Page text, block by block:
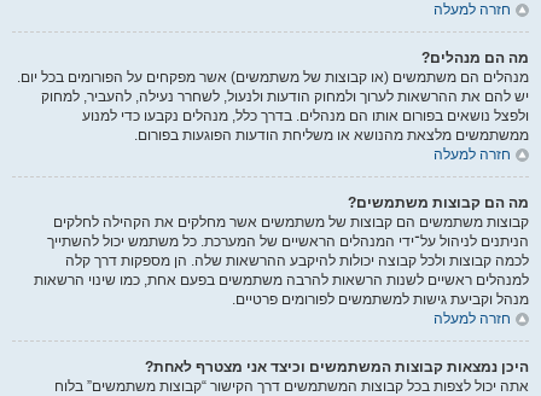
חזרה למעלה
מה הם מנהלים?
מנהלים הם משתמשים (או קבוצות של משתמשים) אשר מפקחים על הפורומים בכל יום.
יש להם את ההרשאות לערוך ולמחוק הודעות ולנעול, לשחרר נעילה, להעביר, למחוק
ולפצל נושאים בפורום אותו הם מנהלים. בדרך כלל, מנהלים נקבעו כדי למנוע
ממשתמשים מלצאת מהנושא או משליחת הודעות הפוגעות בפורום.
חזרה למעלה
מה הם קבוצות משתמשים?
קבוצות משתמשים הם קבוצות של משתמשים אשר מחלקים את הקהילה לחלקים
הניתנים לניהול על־ידי המנהלים הראשיים של המערכת. כל משתמש יכול להשתייך
לכמה קבוצות ולכל קבוצה יכולות להיקבע ההרשאות שלה. הן מספקות דרך קלה
למנהלים ראשיים לשנות הרשאות להרבה משתמשים בפעם אחת, כמו שינוי הרשאות
מנהל וקביעת גישות למשתמשים לפורומים פרטיים.
חזרה למעלה
היכן נמצאות קבוצות המשתמשים וכיצד אני מצטרף לאחת?
אתה יכול לצפות בכל קבוצות המשתמשים דרך הקישור “קבוצות משתמשים” בלוח